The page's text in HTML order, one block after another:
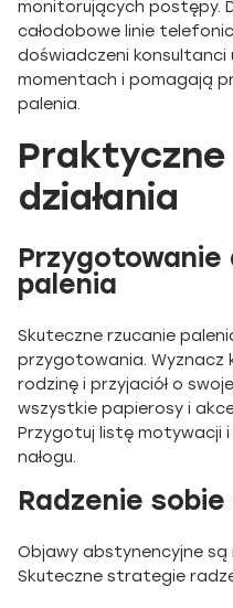
monitorujących postępy.
całodobowe linie
doświadczeni
momentach i pomagają
palenia.
działania
Przygotowanie
palenia
Skuteczne rzucanie
przygotowania.
rodzinę i przyjaciół o
wszystkie papierosy i
Przygotuj listę motywacji i
nałogu.
Radzenie
Objawy abstynencyjne
Skuteczne strategie